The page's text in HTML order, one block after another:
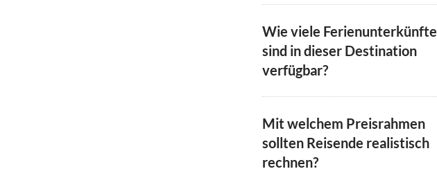
Wie viele Ferienunterkünfte
sind in dieser Destination
verfügbar?
Mit welchem Preisrahmen
sollten Reisende realistisch
rechnen?